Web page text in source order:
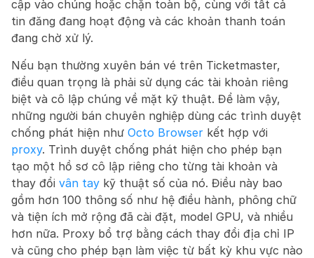
cập vào chúng hoặc chặn toàn bộ, cùng với tất cả
tin đăng đang hoạt động và các khoản thanh toán
đang chờ xử lý.
Nếu bạn thường xuyên bán vé trên Ticketmaster,
điều quan trọng là phải sử dụng các tài khoản riêng
biệt và cô lập chúng về mặt kỹ thuật. Để làm vậy,
những người bán chuyên nghiệp dùng các trình duyệt
chống phát hiện như Octo Browser
proxy. Trình duyệt chống phát hiện cho phép bạn
tạo một hồ sơ cô lập riêng cho từng tài khoản và
thay đổi vân tay kỹ thuật số của nó. Điều này bao
gồm hơn 100 thông số như hệ điều hành, phông chữ
và tiện ích mở rộng đã cài đặt, model GPU, và nhiều
hơn nữa. Proxy bổ trợ bằng cách thay đổi địa chỉ IP
và cũng cho phép bạn làm việc từ bất kỳ khu vực nào